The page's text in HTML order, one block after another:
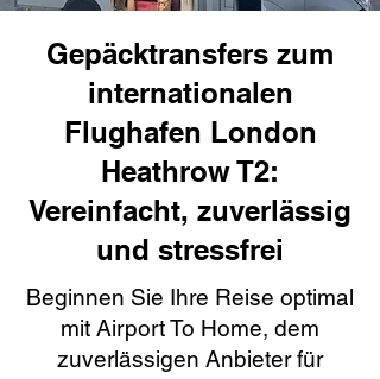
Gepäcktransfers zum
internationalen
Flughafen London
Heathrow T2:
Vereinfacht, zuverlässig
und stressfrei
Beginnen Sie Ihre Reise optimal
mit Airport To Home, dem
zuverlässigen Anbieter für